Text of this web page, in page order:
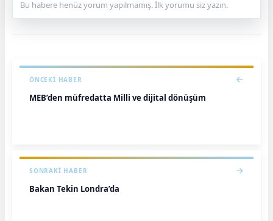
Bu habere henüz yorum yapılmamış. İlk yorumu siz yazın.
ÖNCEKI HABER
MEB’den müfredatta Milli ve dijital dönüşüm
SONRAKI HABER
Bakan Tekin Londra’da